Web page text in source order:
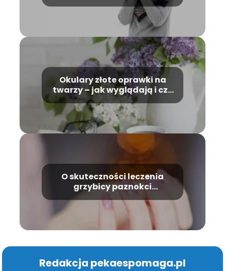
Okulary złote oprawki na
twarzy – jak wyglądają i czy
to dobry wybór?
O skuteczności leczenia
grzybicy paznokci
Redakcja pekaespomaga.pl